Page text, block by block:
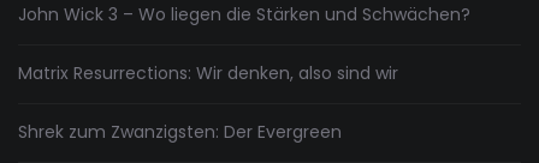
John Wick 3 – Wo liegen die Stärken und Schwächen?
Matrix Resurrections: Wir denken, also sind wir
Shrek zum Zwanzigsten: Der Evergreen